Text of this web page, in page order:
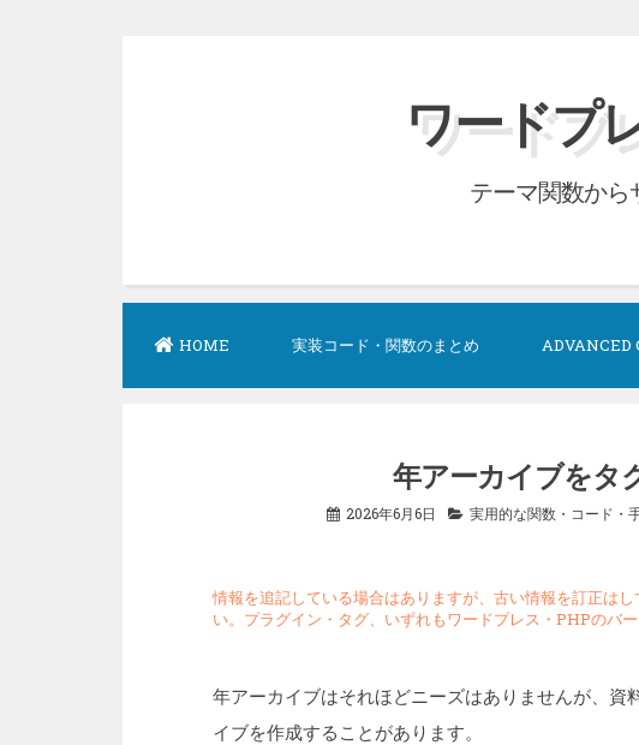
キ
ワードプ
テーマ関数から
HOME 実装コード・関数のまとめ ADVANCED
年アーカイブをタ
2026年6月6日 実用的な関数・コード・
情報を追記している場合はありますが、古い情報を訂正は
い。プラグイン・タグ、いずれもワードプレス・PHPのバ
年アーカイブはそれほどニーズはありませんが、資
イブを作成することがあります。